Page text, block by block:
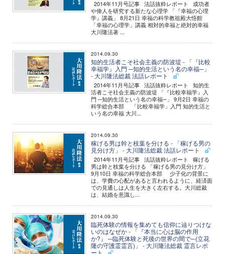
2014年11月号記事 法話抜粋レポート 成功者
や偉人を研究する新たな心理学 「『幸福の心理
学』講義」 8月21日 幸福の科学教祖殿大悟館
「幸福の心理学」講義 相対的幸福と絶対的幸福
大川隆法著 ...
2014.09.30
知的生活者こそ社会主義の防波堤 - 「『比較
幸福学』入門 ─知的生活という名の幸福─」
- 大川隆法総裁 法話レポート
2014年11月号記事 法話抜粋レポート 知的生
活者こそ社会主義の防波堤 「『比較幸福学』入
門 ─知的生活という名の幸福─」 9月2日 幸福の
科学総合本部 「比較幸福学」入門 知的生活と
いう名の幸福 大川...
2014.09.30
稼げる男は幹と枝葉を分ける - 「稼げる男の
見分け方」 - 大川隆法総裁 法話レポート
2014年11月号記事 法話抜粋レポート 稼げる
男は幹と枝葉を分ける 「稼げる男の見分け方」
9月10日 幸福の科学総合本部 少子化の背景に
は、学費の心配があると言われるように、経済面
での見通しは人生を大きく左右する。大川総裁
は、結婚を意識し...
2014.09.30
臨死体験の情報を集めても信仰に辿りつけな
いのはなぜか - 「『本当に心は脳の作用
か?』 ─臨死体験と死後の世界の間で─(立花
隆の守護霊霊言)」 - 大川隆法総裁 霊言レポ
ート